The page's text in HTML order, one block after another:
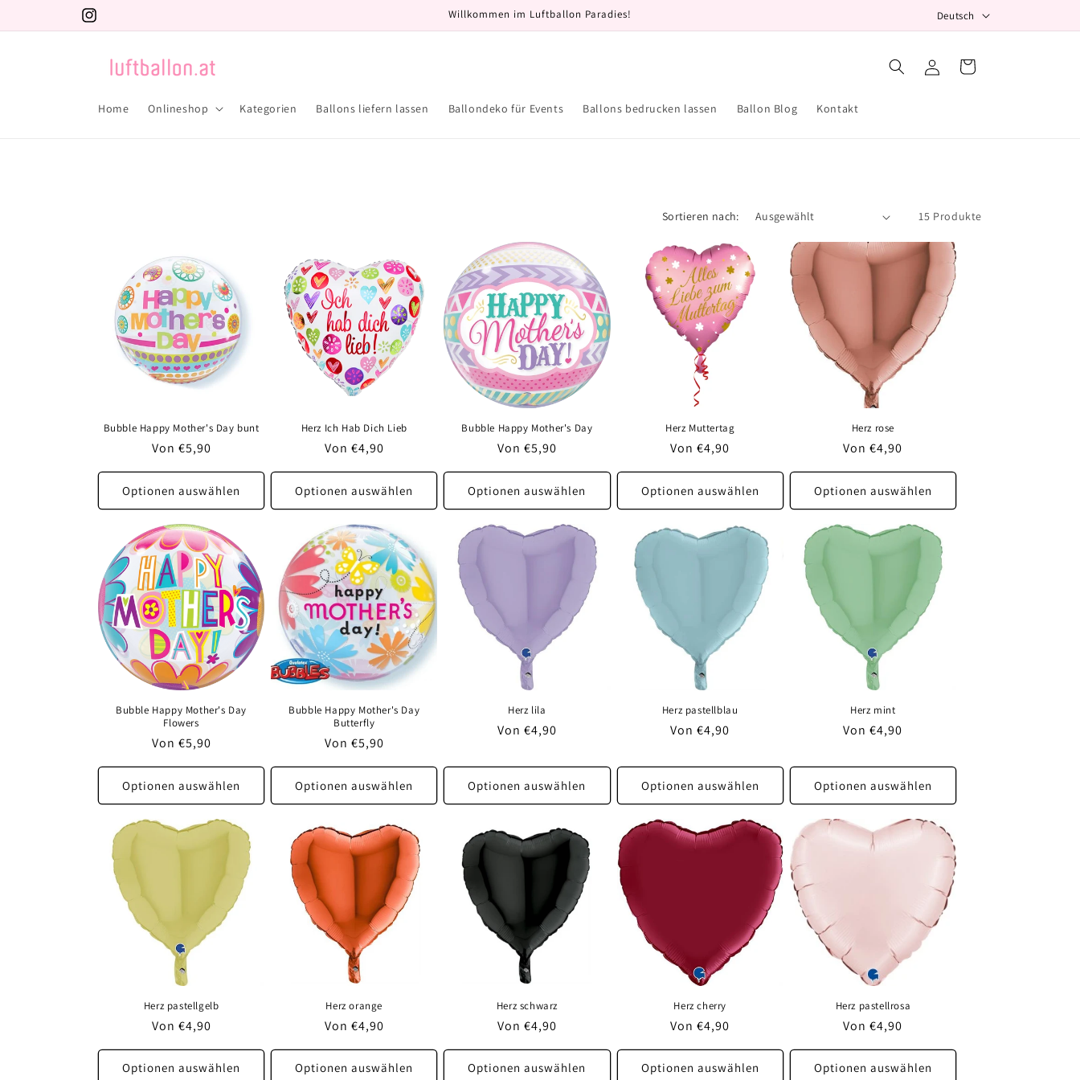
Inhalt
Instagram
Willkommen im Luftballon Paradies!
p
r
Deutsch
Home Onlineshop Kategorien Ballons liefern lassen Ballondeko für Events Ballons bedrucken lassen Ballon Blog Kontakt
EinloggenWarenkorb
Sortieren nach: 15 Produkte
Bubble Happy Mother's Day bunt
Normaler
Preis
Von €5,90
Optionen auswählen
Herz Ich Hab Dich Lieb
Normaler
Preis
Von €4,90
Optionen auswählen
Bubble Happy Mother's Day
Normaler
Preis
Von €5,90
Optionen auswählen
Herz Muttertag
Normaler
Preis
Von €4,90
Optionen auswählen
Herz rose
Normaler
Preis
Von €4,90
Optionen auswählen
Bubble Happy Mother's Day
Flowers
Normaler
Preis
Von €5,90
Optionen auswählen
Bubble Happy Mother's Day
Butterfly
Normaler
Preis
Von €5,90
Optionen auswählen
Herz lila
Normaler
Von €4,90
Optionen auswählen
Herz pastellblau
Normaler
Von €4,90
Optionen auswählen
Herz mint
Normaler
Von €4,90
Optionen auswählen
Herz pastellgelb
Normaler
Preis
Von €4,90
Optionen auswählen
Herz orange
Normaler
Preis
Von €4,90
Optionen auswählen
Herz schwarz
Normaler
Preis
Von €4,90
Optionen auswählen
Herz cherry
Normaler
Preis
Von €4,90
Optionen auswählen
Herz pastellrosa
Normaler
Preis
Von €4,90
Optionen auswählen